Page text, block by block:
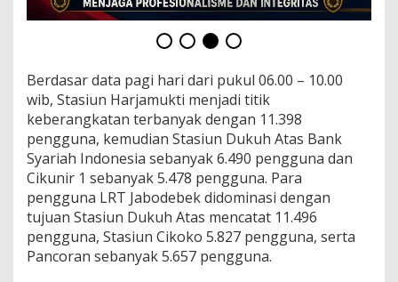
Berdasar data pagi hari dari pukul 06.00 – 10.00
wib, Stasiun Harjamukti menjadi titik
keberangkatan terbanyak dengan 11.398
pengguna, kemudian Stasiun Dukuh Atas Bank
Syariah Indonesia sebanyak 6.490 pengguna dan
Cikunir 1 sebanyak 5.478 pengguna. Para
pengguna LRT Jabodebek didominasi dengan
tujuan Stasiun Dukuh Atas mencatat 11.496
pengguna, Stasiun Cikoko 5.827 pengguna, serta
Pancoran sebanyak 5.657 pengguna.